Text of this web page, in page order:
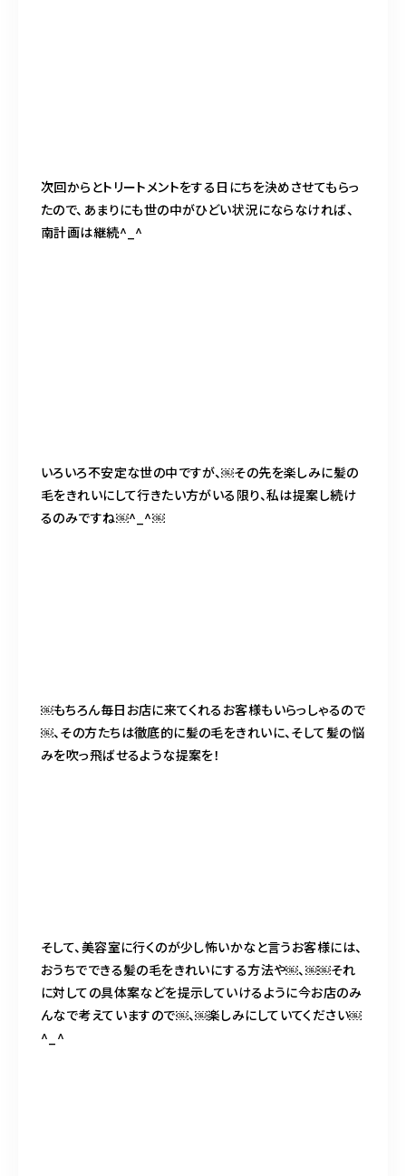
次回からとトリートメントをする日にちを決めさせてもらっ
たので、あまりにも世の中がひどい状況にならなければ、
南計画は継続^_^
いろいろ不安定な世の中ですが、￼その先を楽しみに髪の
毛をきれいにして行きたい方がいる限り、私は提案し続け
るのみですね￼^_^￼
￼もちろん毎日お店に来てくれるお客様もいらっしゃるので
￼、その方たちは徹底的に髪の毛をきれいに、そして髪の悩
みを吹っ飛ばせるような提案を！
そして、美容室に行くのが少し怖いかなと言うお客様には、
おうちでできる髪の毛をきれいにする方法や￼、￼￼それ
に対しての具体案などを提示していけるように今お店のみ
んなで考えていますので￼、￼楽しみにしていてください￼
^_^